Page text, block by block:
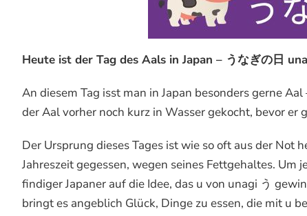
Heute ist der Tag des Aals in Japan – うなぎの日
An diesem Tag isst man in Japan besonders gerne
der Aal vorher noch kurz in Wasser gekocht, bevor
Der Ursprung dieses Tages ist wie so oft aus der
Jahreszeit gegessen, wegen seines Fettgehaltes. Um
findiger Japaner auf die Idee, das u von unagi う
bringt es angeblich Glück, Dinge zu essen, die mit u